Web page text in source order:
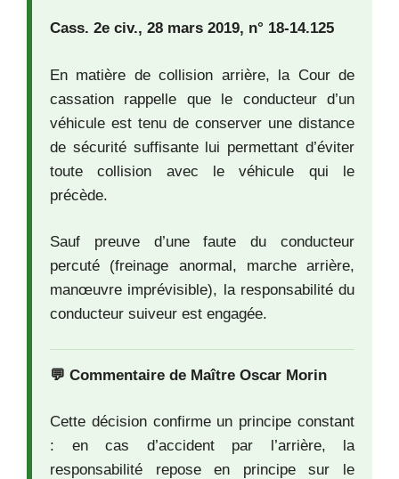
Cass. 2e civ., 28 mars 2019, n° 18-14.125
En matière de collision arrière, la Cour de
cassation rappelle que le conducteur d’un
véhicule est tenu de conserver une distance
de sécurité suffisante lui permettant d’éviter
toute collision avec le véhicule qui le
précède.
Sauf preuve d’une faute du conducteur
percuté (freinage anormal, marche arrière,
manœuvre imprévisible), la responsabilité du
conducteur suiveur est engagée.
💬 Commentaire de Maître Oscar Morin
Cette décision confirme un principe constant
: en cas d’accident par l’arrière, la
responsabilité repose en principe sur le